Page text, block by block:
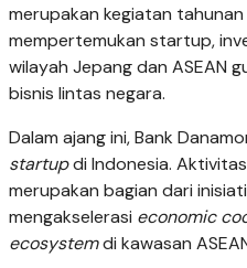
merupakan kegiatan
mempertemukan startup,
wilayah Jepang dan ASEAN
bisnis lintas negara.
Dalam ajang ini, Bank
startupdi Indonesia. Aktivitas
merupakan bagian dari
mengakselerasi economic
ecosystemdi kawasan